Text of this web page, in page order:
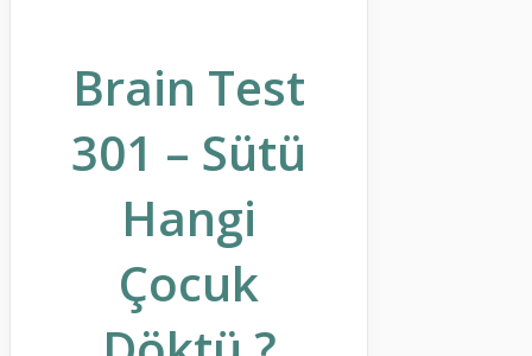
Brain Test
301 – Sütü
Hangi
Çocuk